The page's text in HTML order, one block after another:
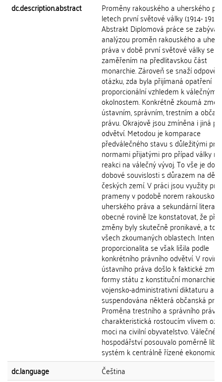
dc.description.abstract
Proměny rakouského a uherského
letech první světové války (1914- 1918)
Abstrakt Diplomová práce se zabývá
analýzou proměn rakouského a
práva v době první světové války se
zaměřením na předlitavskou část
monarchie. Zároveň se snaží
otázku, zda byla přijímaná opatření
proporcionální vzhledem k válečným
okolnostem. Konkrétně zkoumá
ústavním, správním, trestním a
právu. Okrajově jsou zmíněna i jiná
odvětví. Metodou je komparace
předválečného stavu s důležitými
normami přijatými pro případ války
reakci na válečný vývoj. To vše je
dobové souvislosti s důrazem na
českých zemí. V práci jsou využity
prameny v podobě norem rakousko-
uherského práva a sekundární
obecné rovině lze konstatovat, že
změny byly skutečně pronikavé, a to
všech zkoumaných oblastech.
proporcionalita se však lišila podle
konkrétního právního odvětví. V rovině
ústavního práva došlo k faktické
formy státu z konstituční monarchie
vojensko-administrativní diktaturu a
suspendována některá občanská
Proměna trestního a správního práva
charakteristická rostoucím vlivem
moci na civilní obyvatelstvo. Válečné
hospodářství posouvalo poměrně
systém k centrálně řízené ekonomice.
dc.language
Čeština